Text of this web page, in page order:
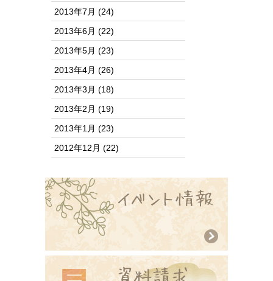
2013年7月 (24)
2013年6月 (22)
2013年5月 (23)
2013年4月 (26)
2013年3月 (18)
2013年2月 (19)
2013年1月 (23)
2012年12月 (22)